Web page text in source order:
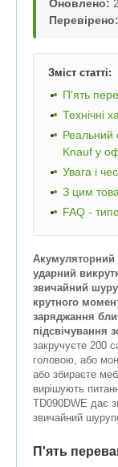
Оновлено:
Перевірено:
Зміст статті:
П'ять
Технічні
Реальний
Knauf у
Увага і
З цим
FAQ -
Акумуляторний
ударний
звичайний
крутного
заряджання
підсвічування
закручуєте 200
головою, або
або збираєте
вирішують
TD090DWE дає
звичайний
П'ять